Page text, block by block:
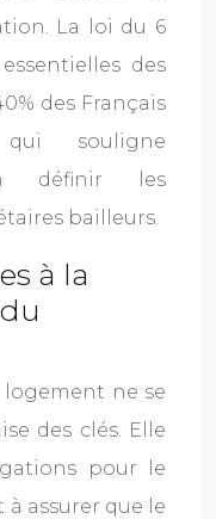
La loi du 6
des
des Français
souligne
définir les
bailleurs.
à la
logement ne se
des clés. Elle
pour le
assurer que le